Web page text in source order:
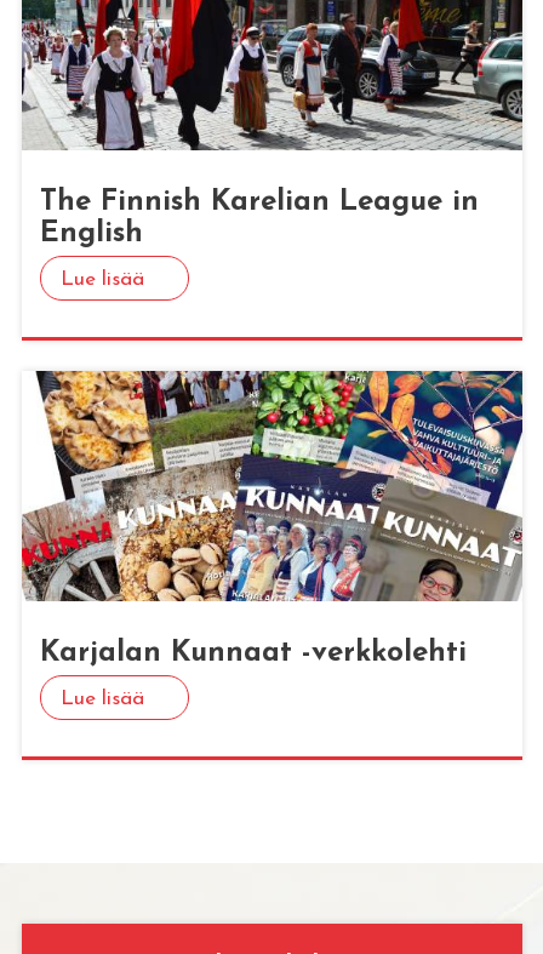
The Fin­nish Ka­re­lian Lea­gue in
English
Lue lisää
Kar­ja­lan Kun­naat -verk­ko­leh­ti
Lue lisää